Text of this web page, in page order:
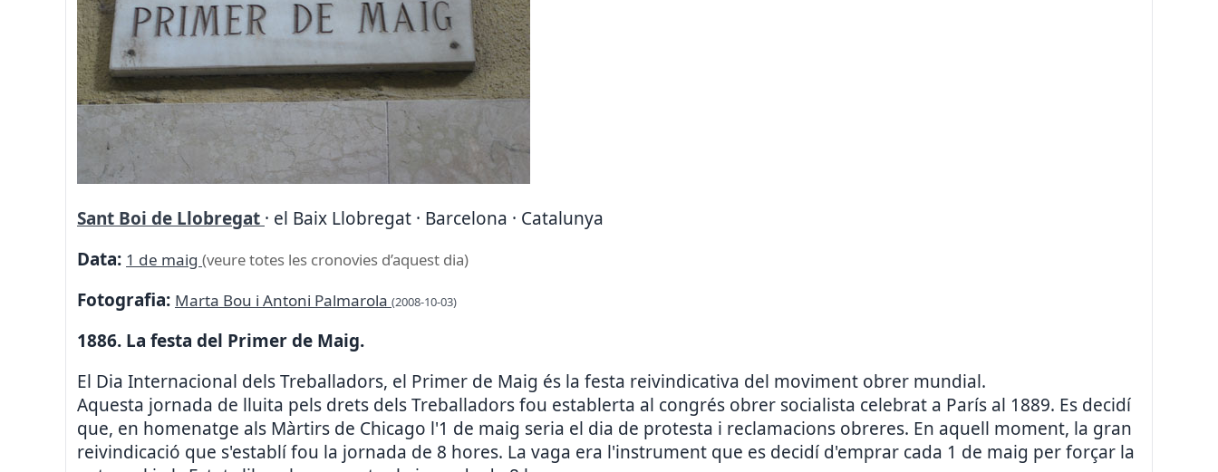
Sant Boi de Llobregat · el Baix Llobregat · Barcelona · Catalunya
Data: 1 de maig (veure totes les cronovies d’aquest dia)
Fotografia: Marta Bou i Antoni Palmarola (2008-10-03)
1886. La festa del Primer de Maig.
El Dia Internacional dels Treballadors, el Primer de Maig és la festa reivindicativa del moviment obrer mundial.
Aquesta jornada de lluita pels drets dels Treballadors fou establerta al congrés obrer socialista celebrat a París al 1889. Es decidí
que, en homenatge als Màrtirs de Chicago l'1 de maig seria el dia de protesta i reclamacions obreres. En aquell moment, la gran
reivindicació que s'establí fou la jornada de 8 hores. La vaga era l'instrument que es decidí d'emprar cada 1 de maig per forçar la